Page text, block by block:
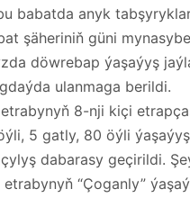
babatda anyk
şäheriniň güni
döwrebap ýaşaýyş
ulanmaga berildi.
8-nji kiçi
5 gatly, 80 öýli ýaşaýyş
dabarasy geçirildi.
“Çoganly”